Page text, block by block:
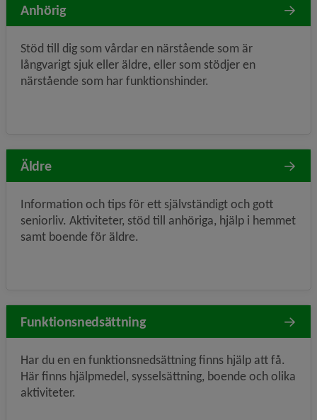
Anhörig
Stöd till dig som vårdar en närstående som är
långvarigt sjuk eller äldre, eller som stödjer en
närstående som har funktionshinder.
Äldre
Information och tips för ett självständigt och gott
seniorliv. Aktiviteter, stöd till anhöriga, hjälp i hemmet
samt boende för äldre.
Funktionsnedsättning
Har du en en funktionsnedsättning finns hjälp att få.
Här finns hjälpmedel, sysselsättning, boende och olika
aktiviteter.